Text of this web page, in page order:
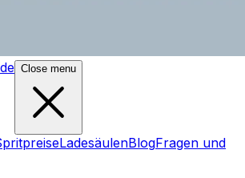
Close menu
LadesäulenBlogFragen und